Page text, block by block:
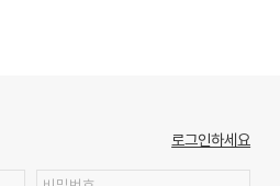
로그인하세요